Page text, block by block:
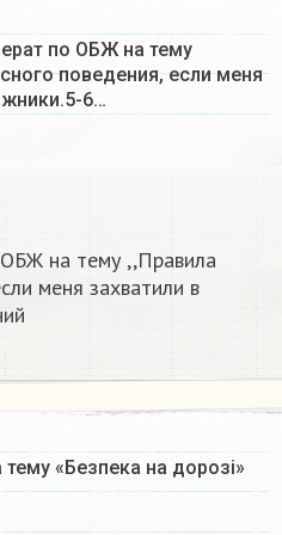
по ОБЖ на тему
поведения, если меня
6…
на тему ,,Правила
меня захватили в
«Безпека на дорозі»​